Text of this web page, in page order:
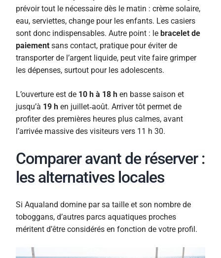
prévoir tout le nécessaire dès le matin : crème solaire,
eau, serviettes, change pour les enfants. Les casiers
sont donc indispensables. Autre point : le bracelet de
paiement sans contact, pratique pour éviter de
transporter de l’argent liquide, peut vite faire grimper
les dépenses, surtout pour les adolescents.
L’ouverture est de 10 h à 18 h en basse saison et
jusqu’à 19 h en juillet‑août. Arriver tôt permet de
profiter des premières heures plus calmes, avant
l’arrivée massive des visiteurs vers 11 h 30.
Comparer avant de réserver :
les alternatives locales
Si Aqualand domine par sa taille et son nombre de
toboggans, d’autres parcs aquatiques proches
méritent d’être considérés en fonction de votre profil.